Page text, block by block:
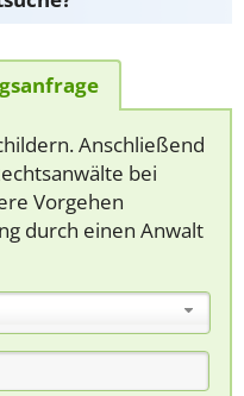
Anschließend
bei
Vorgehen
durch einen Anwalt